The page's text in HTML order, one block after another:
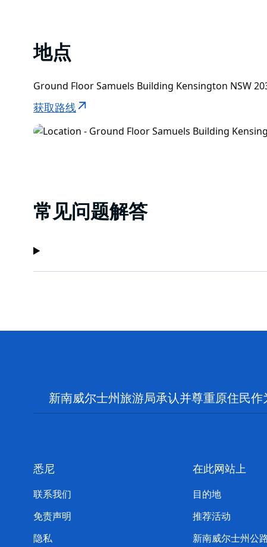
地点
Ground Floor Samuels Building Kensington NSW
获取路线
常见问题解答
新南威尔士州旅游局承认并尊重原住民
悉尼
联系我们
免责声明
隐私
在此网站上
目的地
推荐活动
新南威尔士州公